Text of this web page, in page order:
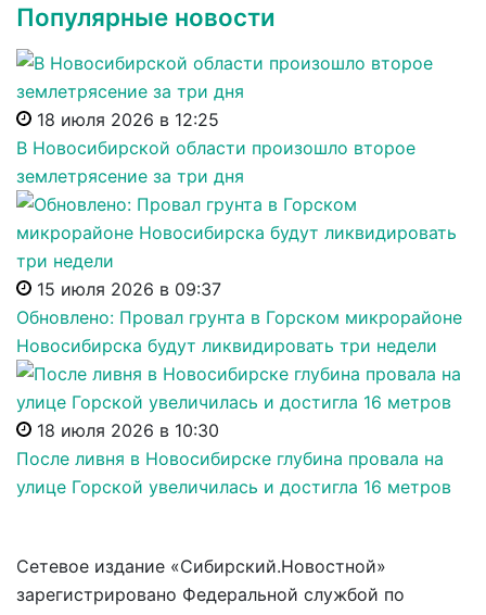
Популярные новости
18 июля 2026 в 12:25
В Новосибирской области произошло второе
землетрясение за три дня
15 июля 2026 в 09:37
Обновлено: Провал грунта в Горском микрорайоне
Новосибирска будут ликвидировать три недели
18 июля 2026 в 10:30
После ливня в Новосибирске глубина провала на
улице Горской увеличилась и достигла 16 метров
Сетевое издание «Сибирский.Новостной»
зарегистрировано Федеральной службой по